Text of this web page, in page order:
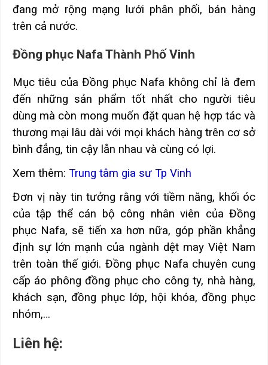
đang mở rộng mạng lưới phân phối, bán hàng
trên cả nước.
Đồng phục Nafa Thành Phố Vinh
Mục tiêu của Đồng phục Nafa không chỉ là đem
đến những sản phẩm tốt nhất cho người tiêu
dùng mà còn mong muốn đặt quan hệ hợp tác và
thương mại lâu dài với mọi khách hàng trên cơ sở
bình đẳng, tin cậy lẫn nhau và cùng có lợi.
Xem thêm: Trung tâm gia sư Tp Vinh
Đơn vị này tin tưởng rằng với tiềm năng, khối óc
của tập thể cán bộ công nhân viên của Đồng
phục Nafa, sẽ tiến xa hơn nữa, góp phần khẳng
định sự lớn mạnh của ngành dệt may Việt Nam
trên toàn thế giới. Đồng phục Nafa chuyên cung
cấp áo phông đồng phục cho công ty, nhà hàng,
khách sạn, đồng phục lớp, hội khóa, đồng phục
nhóm,…
Liên hệ: